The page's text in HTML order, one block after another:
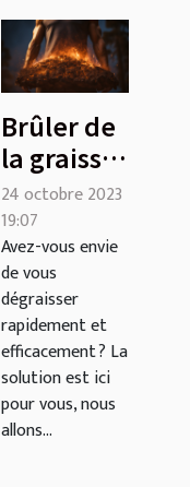
Brûler de
la graisse
du corps :
que faire ?
24 octobre 2023
19:07
Avez-vous envie
de vous
dégraisser
rapidement et
efficacement ? La
solution est ici
pour vous, nous
allons...